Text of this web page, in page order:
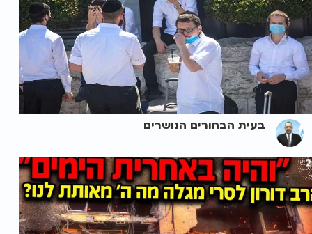
בעית הבחורים הנושרים